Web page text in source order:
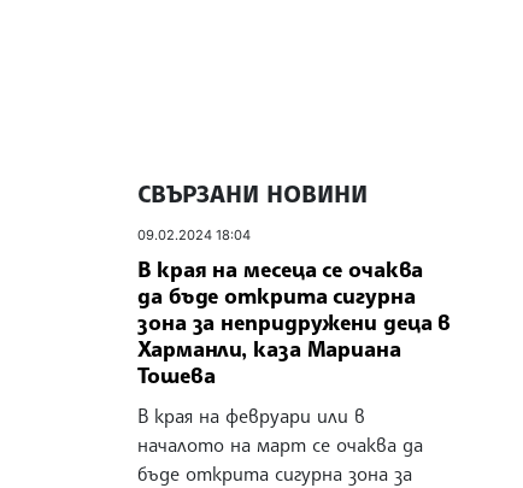
СВЪРЗАНИ НОВИНИ
09.02.2024 18:04
В края на месеца се очаква
да бъде открита сигурна
зона за непридружени деца в
Харманли, каза Мариана
Тошева
В края на февруари или в
началото на март се очаква да
бъде открита сигурна зона за